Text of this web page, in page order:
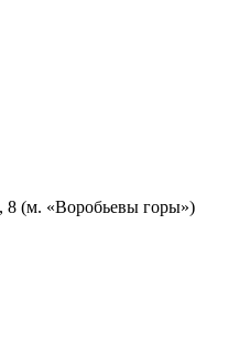
8 (м. «Воробьевы горы»)